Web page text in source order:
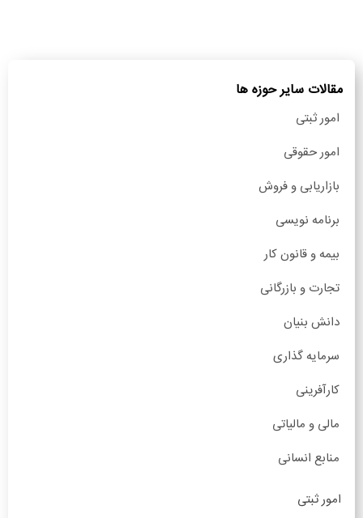
مقالات سایر حوزه ها
امور ثبتی
امور حقوقی
بازاریابی و فروش
برنامه نویسی
بیمه و قانون کار
تجارت و بازرگانی
دانش بنیان
سرمایه گذاری
کارآفرینی
مالی و مالیاتی
منابع انسانی
امور ثبتی